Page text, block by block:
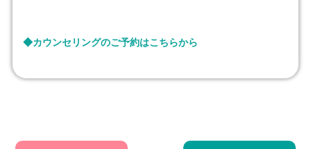
◆カウンセリングのご予約はこちらから